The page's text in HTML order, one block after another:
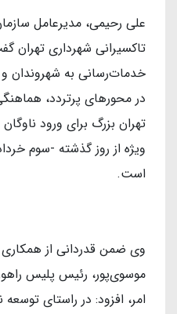
علی رحیمی، مدیرعامل
تاکسیرانی شهرداری تهران
خدمات‌رسانی به شهروندان
در محورهای پرتردد،
تهران بزرگ برای ورود
است.
وی ضمن قدردانی از
موسوی‌پور، رئیس پلیس
امر، افزود: در راستای